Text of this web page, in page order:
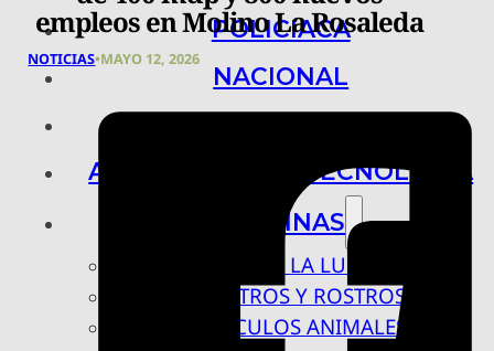
POLICIACA
NACIONAL
ARTE, CIENCIA Y TECNOLOGÍA
COLUMNAS
BAJO LA LUPA
RASTROS Y ROSTROS
VÍNCULOS ANIMALES
empleos en Molino La Rosaleda
NOTICIAS•MAYO 12, 2026